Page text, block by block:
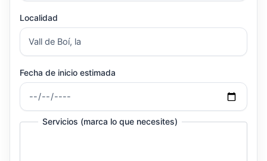
Localidad
Fecha de inicio estimada
Servicios (marca lo que necesites)